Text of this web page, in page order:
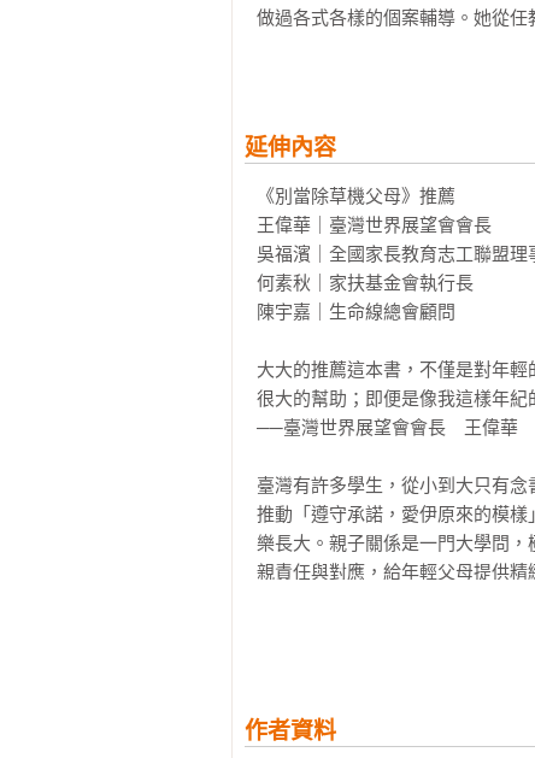
做過各式各樣的個案輔導。她從
用以解除親子的各式焦慮情緒與
《別再說「為你好」》
焦點解決魔法三步驟，帶你走過
不是孩子講不聽，是我們沒有看懂
我們希望孩子懂事，孩子希望我們
不嘮叨也不掃興的親子溝通聖經
焦點解決（SFBT）的核心理念是
個人都擁有變好的資源和力量。而
是用「提問」這把鑰匙，去開啟他
「作業寫完了嗎」、「學這個有什
事聽爸媽的」、「我都是為你好
爸媽這些嘮叨、掃興、嘆氣背後的
爸媽無意中脫口而出的這些話，孩
爸媽的愛是無孔不入的「嘮叨」
爸媽的愛是理性冷靜的「掃興」：
延伸內容
《別當除草機父母》推薦
王偉華｜臺灣世界展望會會長
吳福濱｜全國家長教育志工聯盟
何素秋｜家扶基金會執行長
陳宇嘉｜生命線總會顧問
大大的推薦這本書，不僅是對年
很大的幫助；即便是像我這樣年
──臺灣世界展望會會長　王偉華
臺灣有許多學生，從小到大只有
推動「遵守承諾，愛伊原來的模
樂長大。親子關係是一門大學問
親責任與對應，給年輕父母提供精
生活上最直接的引導，還能化解許
──家扶基金會執行長　何素秋
作者資料